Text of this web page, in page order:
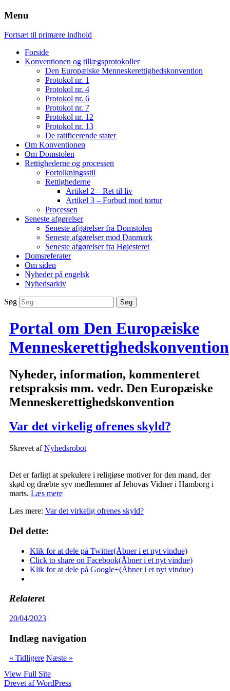
Menu
Fortsæt til primære indhold
Forside
Konventionen og tillægsprotokoller
Den Europæiske Menneskerettighedskonvention
Protokol nr. 1
Protokol nr. 4
Protokol nr. 6
Protokol nr. 7
Protokol nr. 12
Protokol nr. 13
De ratificerende stater
Om Konventionen
Om Domstolen
Rettighederne og processen
Fortolkningsstil
Rettighederne
Artikel 2 – Ret til liv
Artikel 3 – Forbud mod tortur
Processen
Seneste afgørelser
Seneste afgørelser fra Domstolen
Seneste afgørelser mod Danmark
Seneste afgørelser fra Højesteret
Domsreferater
Om siden
Nyheder på engelsk
Nyhedsarkiv
Søg
Portal om Den Europæiske
Menneskerettighedskonvention
Nyheder, information, kommenteret
retspraksis mm. vedr. Den Europæiske
Menneskerettighedskonvention
Var det virkelig ofrenes skyld?
Skrevet afNyhedsrobot
Det er farligt at spekulere i religiøse motiver for den mand, der
skød og dræbte syv medlemmer af Jehovas Vidner i Hamborg i
marts. Læs mere
Læs mere: Var det virkelig ofrenes skyld?
Del dette:
Klik for at dele på Twitter(Åbner i et nyt vindue)
Click to share on Facebook(Åbner i et nyt vindue)
Klik for at dele på Google+(Åbner i et nyt vindue)
Relateret
20/04/2023
Indlæg navigation
« Tidligere Næste »
View Full Site
Drevet af WordPress